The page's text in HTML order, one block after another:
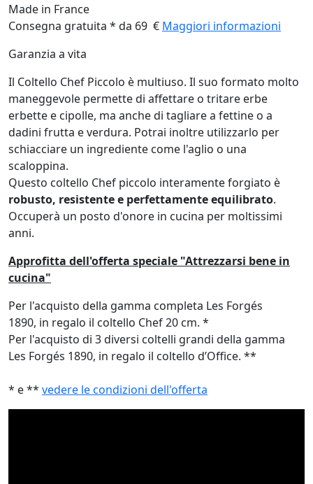
Made in France
Consegna gratuita * da 69 € Maggiori informazioni
Garanzia a vita
Il Coltello Chef Piccolo è multiuso. Il suo formato molto
maneggevole permette di affettare o tritare erbe
erbette e cipolle, ma anche di tagliare a fettine o a
dadini frutta e verdura. Potrai inoltre utilizzarlo per
schiacciare un ingrediente come l'aglio o una
scaloppina.
Questo coltello Chef piccolo interamente forgiato è
robusto, resistente e perfettamente equilibrato.
Occuperà un posto d'onore in cucina per moltissimi
anni.
Approfitta dell'offerta speciale "Attrezzarsi bene in
cucina"
Per l'acquisto della gamma completa Les Forgés
1890, in regalo il coltello Chef 20 cm. *
Per l'acquisto di 3 diversi coltelli grandi della gamma
Les Forgés 1890, in regalo il coltello d’Office. **
* e ** vedere le condizioni dell'offerta